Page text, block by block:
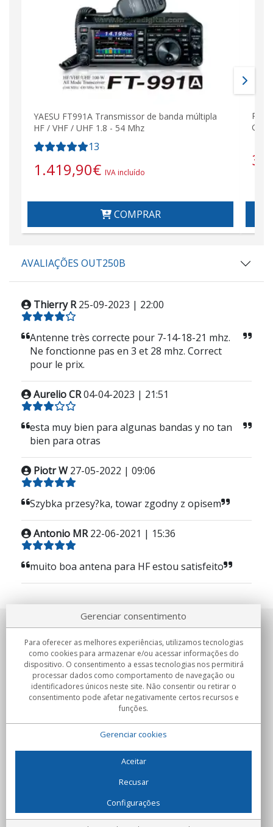
YAESU FT991A Transmissor de banda múltipla
HF / VHF / UHF 1.8 - 54 Mhz
13
1.419,90€ IVA incluído
COMPRAR
AVALIAÇÕES OUT250B
Thierry R 25-09-2023 | 22:00
Antenne très correcte pour 7-14-18-21 mhz.
Ne fonctionne pas en 3 et 28 mhz. Correct
pour le prix.
Aurelio CR04-04-2023 | 21:51
esta muy bien para algunas bandas y no tan
bien para otras
Piotr W 27-05-2022 | 09:06
Szybka przesy?ka, towar zgodny z opisem
Antonio MR 22-06-2021 | 15:36
muito boa antena para HF estou satisfeito
Sobre nosotros
Compromissos
Compras
C/Flassaders, 13, Nave 6, 08130 Santa Perpètua de Mogoda
(Barcelona) - Espanha
Gerenciar consentimento
Para oferecer as melhores experiências, utilizamos tecnologias
como cookies para armazenar e/ou acessar informações do
dispositivo. O consentimento a essas tecnologias nos permitirá
processar dados como comportamento de navegação ou
identificadores únicos neste site. Não consentir ou retirar o
consentimento pode afetar negativamente certos recursos e
funções.
Gerenciar cookies
Aceitar
Recusar
Configurações